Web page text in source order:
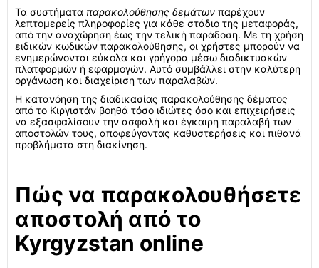
Τα συστήματα παρακολούθησης δεμάτων παρέχουν
λεπτομερείς πληροφορίες για κάθε στάδιο της μεταφοράς,
από την αναχώρηση έως την τελική παράδοση. Με τη χρήση
ειδικών κωδικών παρακολούθησης, οι χρήστες μπορούν να
ενημερώνονται εύκολα και γρήγορα μέσω διαδικτυακών
πλατφορμών ή εφαρμογών. Αυτό συμβάλλει στην καλύτερη
οργάνωση και διαχείριση των παραλαβών.
Η κατανόηση της διαδικασίας παρακολούθησης δέματος
από το Κιργιστάν βοηθά τόσο ιδιώτες όσο και επιχειρήσεις
να εξασφαλίσουν την ασφαλή και έγκαιρη παραλαβή των
αποστολών τους, αποφεύγοντας καθυστερήσεις και πιθανά
προβλήματα στη διακίνηση.
Πώς να παρακολουθήσετε
αποστολή από το
Kyrgyzstan online